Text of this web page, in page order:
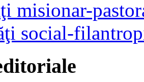
misionar-
social-